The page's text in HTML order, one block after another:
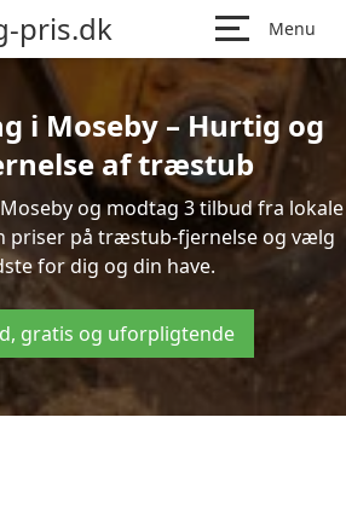
pris.dk Menu
i Moseby – Hurtig og
af træstub
og modtag 3 tilbud fra lokale
priser på træstub-fjernelse og vælg
for dig og din have.
gratis og uforpligtende